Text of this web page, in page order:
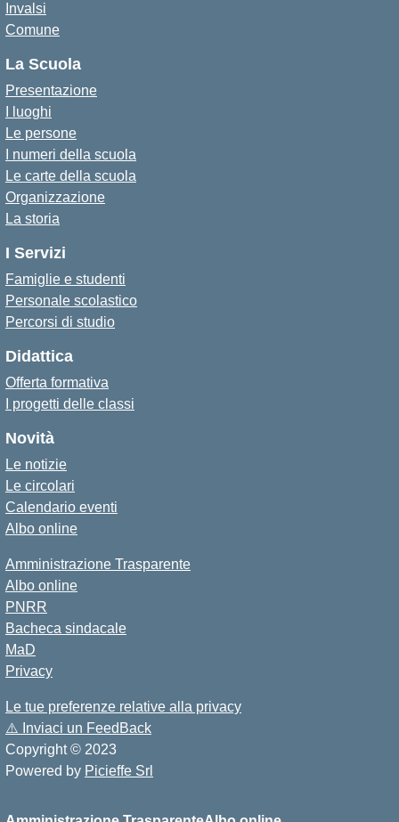
Invalsi
Comune
La Scuola
Presentazione
I luoghi
Le persone
I numeri della scuola
Le carte della scuola
Organizzazione
La storia
I Servizi
Famiglie e studenti
Personale scolastico
Percorsi di studio
Didattica
Offerta formativa
I progetti delle classi
Novità
Le notizie
Le circolari
Calendario eventi
Albo online
Amministrazione Trasparente
Albo online
PNRR
Bacheca sindacale
MaD
Privacy
Le tue preferenze relative alla privacy
⚠️ Inviaci un FeedBack
Copyright © 2023
Powered by Picieffe Srl